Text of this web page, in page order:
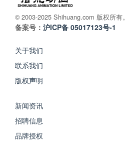
© 2003-2025 Shihuang.com 版权所有。
备案号： 沪ICP备 05017123号-1
关于我们
联系我们
版权声明
新闻资讯
招聘信息
品牌授权